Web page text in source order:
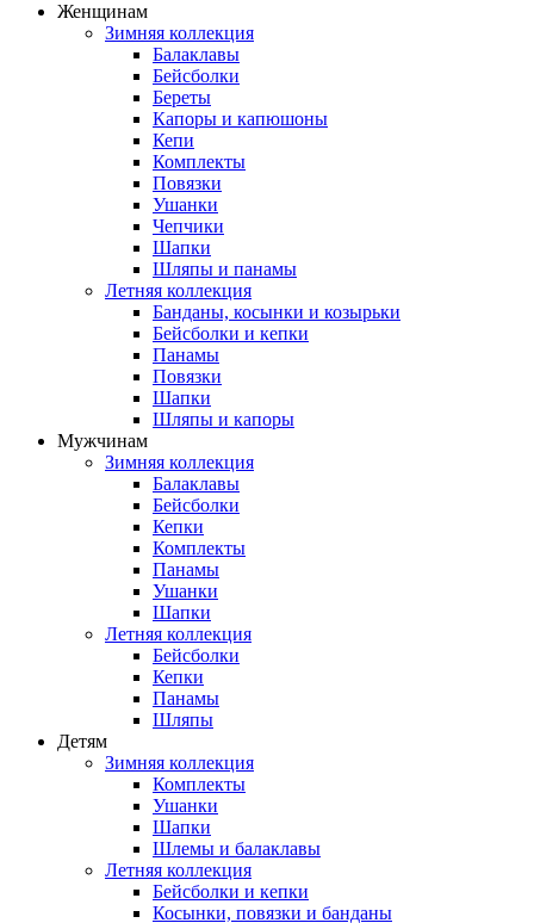
Женщинам
Зимняя коллекция
Балаклавы
Бейсболки
Береты
Капоры и капюшоны
Кепи
Комплекты
Повязки
Ушанки
Чепчики
Шапки
Шляпы и панамы
Летняя коллекция
Банданы, косынки и козырьки
Бейсболки и кепки
Панамы
Повязки
Шапки
Шляпы и капоры
Мужчинам
Зимняя коллекция
Балаклавы
Бейсболки
Кепки
Комплекты
Панамы
Ушанки
Шапки
Летняя коллекция
Бейсболки
Кепки
Панамы
Шляпы
Детям
Зимняя коллекция
Комплекты
Ушанки
Шапки
Шлемы и балаклавы
Летняя коллекция
Бейсболки и кепки
Косынки, повязки и банданы